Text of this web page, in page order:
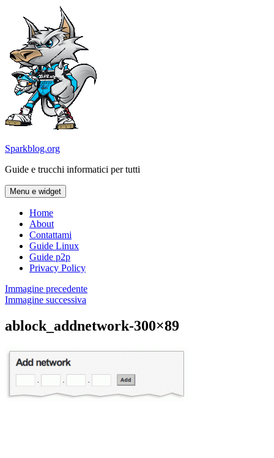
contenuto
Sparkblog.org
Guide e trucchi informatici per tutti
Menu e widget
Home
About
Contattami
Guide Linux
Guide p2p
Privacy Policy
Immagine precedente
Immagine successiva
ablock_addnetwork-300×89